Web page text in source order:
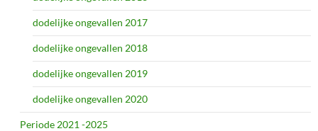
dodelijke ongevallen 2017
dodelijke ongevallen 2018
dodelijke ongevallen 2019
dodelijke ongevallen 2020
Periode 2021 -2025